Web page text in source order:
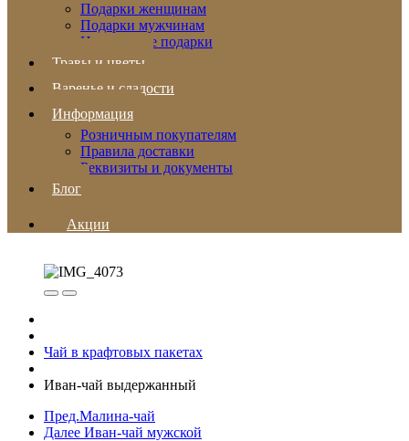
Подарки женщинам
Подарки мужчинам
Новогодние подарки
Травы и цветы
Варенье и сладости
Информация
Розничным покупателям
Правила доставки
Реквизиты и документы
Блог
Акции
Чай в крафтовых пакетах
Иван-чай выдержанный
Пред.Малина-чай
Далее Иван-чай мужской